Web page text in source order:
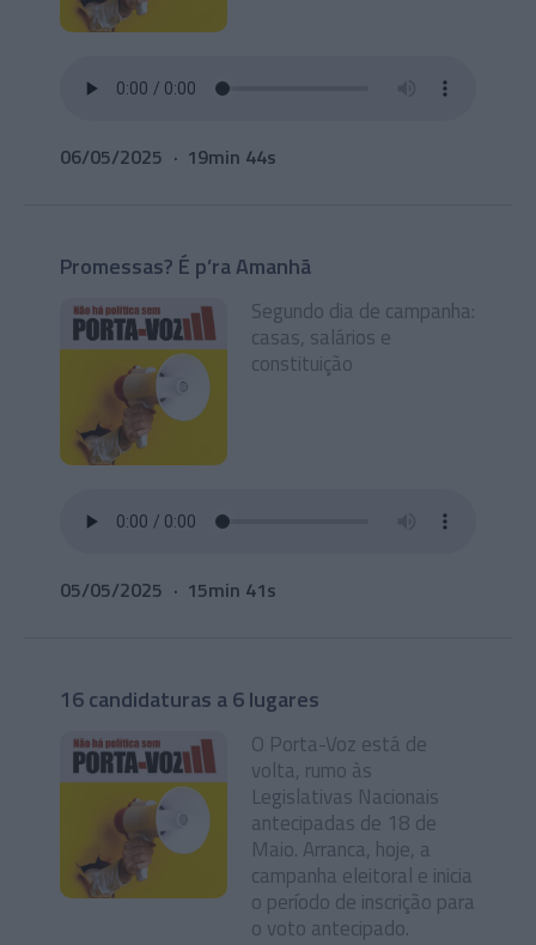
06/05/2025 19min 44s
Promessas? É p’ra Amanhã
Segundo dia de campanha:
casas, salários e
constituição
05/05/2025 15min 41s
16 candidaturas a 6 lugares
O Porta-Voz está de
volta, rumo às
Legislativas Nacionais
antecipadas de 18 de
Maio. Arranca, hoje, a
campanha eleitoral e inicia
o período de inscrição para
o voto antecipado.